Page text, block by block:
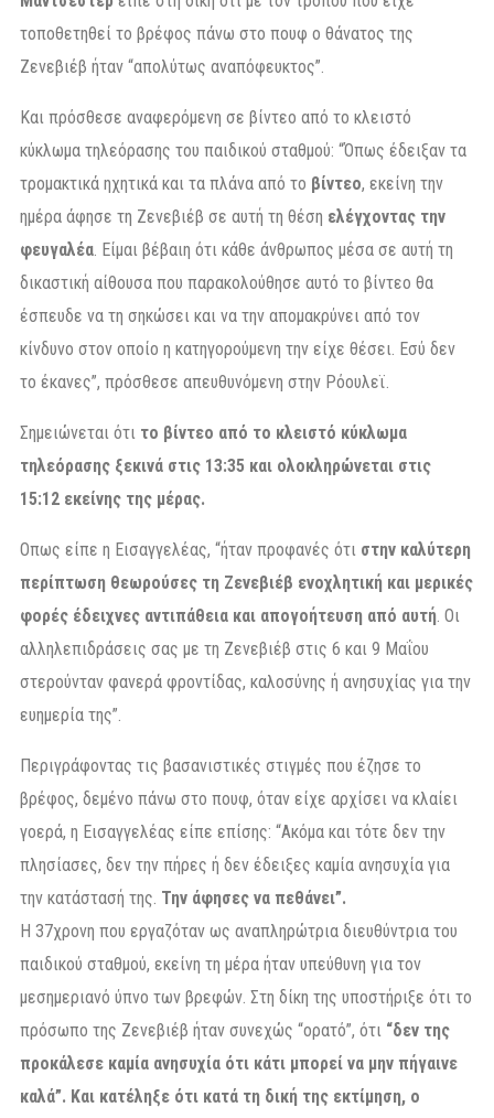
τοποθετηθεί το βρέφος πάνω στο πουφ ο θάνατος της
Ζενεβιέβ ήταν “απολύτως αναπόφευκτος”.
Και πρόσθεσε αναφερόμενη σε βίντεο από το κλειστό
κύκλωμα τηλεόρασης του παιδικού σταθμού: “Όπως έδειξαν τα
τρομακτικά ηχητικά και τα πλάνα από το βίντεο, εκείνη την
ημέρα άφησε τη Ζενεβιέβ σε αυτή τη θέση ελέγχοντας την
φευγαλέα . Είμαι βέβαιη ότι κάθε άνθρωπος μέσα σε αυτή τη
δικαστική αίθουσα που παρακολούθησε αυτό το βίντεο θα
έσπευδε να τη σηκώσει και να την απομακρύνει από τον
κίνδυνο στον οποίο η κατηγορούμενη την είχε θέσει. Εσύ δεν
το έκανες”, πρόσθεσε απευθυνόμενη στην Ρόουλεϊ.
Σημειώνεται ότι το βίντεο από το κλειστό κύκλωμα
τηλεόρασης ξεκινά στις 13:35 και ολοκληρώνεται στις
15:12 εκείνης της μέρας.
Οπως είπε η Εισαγγελέας, “ήταν προφανές ότι στην καλύτερη
περίπτωση θεωρούσες τη Ζενεβιέβ ενοχλητική και μερικές
φορές έδειχνες αντιπάθεια και απογοήτευση από αυτή . Οι
αλληλεπιδράσεις σας με τη Ζενεβιέβ στις 6 και 9 Μαΐου
στερούνταν φανερά φροντίδας, καλοσύνης ή ανησυχίας για την
ευημερία της”.
Περιγράφοντας τις βασανιστικές στιγμές που έζησε το
βρέφος, δεμένο πάνω στο πουφ, όταν είχε αρχίσει να κλαίει
γοερά, η Εισαγγελέας είπε επίσης: “Ακόμα και τότε δεν την
πλησίασες, δεν την πήρες ή δεν έδειξες καμία ανησυχία για
την κατάστασή της. Την άφησες να πεθάνει”.
Η 37χρονη που εργαζόταν ως αναπληρώτρια διευθύντρια του
παιδικού σταθμού, εκείνη τη μέρα ήταν υπεύθυνη για τον
μεσημεριανό ύπνο των βρεφών. Στη δίκη της υποστήριξε ότι το
πρόσωπο της Ζενεβιέβ ήταν συνεχώς “ορατό”, ότι “δεν της
προκάλεσε καμία ανησυχία ότι κάτι μπορεί να μην πήγαινε
καλά”. Και κατέληξε ότι κατά τη δική της εκτίμηση, ο